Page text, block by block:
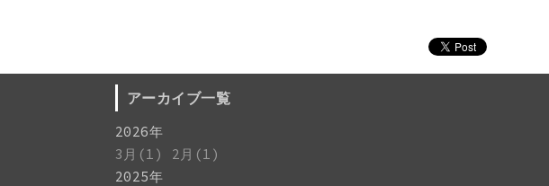
アーカイブ一覧
2026年
3月(1)
2月(1)
2025年